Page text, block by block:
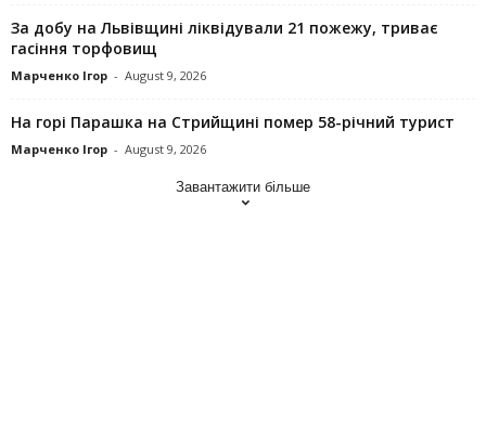
За добу на Львівщині ліквідували 21 пожежу, триває
гасіння торфовищ
Марченко Ігор - August 9, 2026
На горі Парашка на Стрийщині помер 58-річний турист
Марченко Ігор - August 9, 2026
Завантажити більше